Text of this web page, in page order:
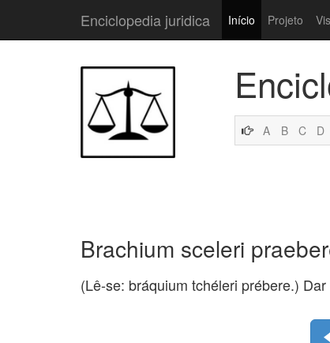
Enciclopedia juridica Início Projeto
A B C D
Brachium sceleri
(Lê-se: bráquium tchéleri prébere.)